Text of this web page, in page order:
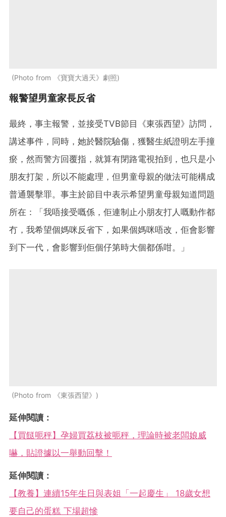
Photo from 《寶寶大過天》劇照
報警望男童家長反省
最終，事主報警，並接受TVB節目《東張西望》訪問，
講述事件，同時，她於醫院驗傷，獲醫生紙證明左手撞
瘀，然而警方回覆指，就算有閉路電視拍到，也只是小
朋友打架，所以不能處理，但男童母親的做法可能構成
普通襲擊罪。事主於節目中表示希望男童母親知道問題
所在：「我唔接受嘅係，佢連制止小朋友打人嘅動作都
冇，我希望個媽咪反省下，如果個媽咪唔改，佢會影響
到下一代，會影響到佢個仔第時大個都係咁。」
Photo from 《東張西望》
延伸閱讀：
【買餸呃秤】孕婦買荔枝被呃秤，理論時被老闆娘威
嚇，貼證據以一舉動回擊！
延伸閱讀：
【教養】連續15年生日與表姐「一起慶生」 18歲女想
要自己的蛋糕 下場超慘